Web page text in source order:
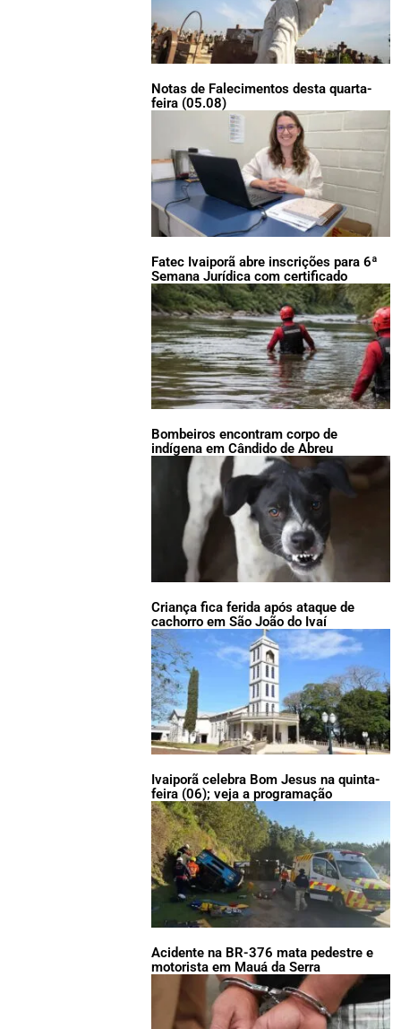
Notas de Falecimentos desta quarta-
feira (05.08)
Fatec Ivaiporã abre inscrições para 6ª
Semana Jurídica com certificado
Bombeiros encontram corpo de
indígena em Cândido de Abreu
Criança fica ferida após ataque de
cachorro em São João do Ivaí
Ivaiporã celebra Bom Jesus na quinta-
feira (06); veja a programação
Acidente na BR-376 mata pedestre e
motorista em Mauá da Serra